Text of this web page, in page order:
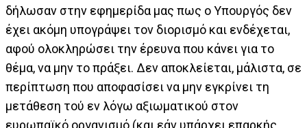
δήλωσαν στην εφημερίδα μας πως ο Υπουργός δεν
έχει ακόμη υπογράψει τον διορισμό και ενδέχεται,
αφού ολοκληρώσει την έρευνα που κάνει για το
θέμα, να μην το πράξει. Δεν αποκλείεται, μάλιστα, σε
περίπτωση που αποφασίσει να μην εγκρίνει τη
μετάθεση τού εν λόγω αξιωματικού στον
ευρωπαϊκό οργανισμό (και εάν υπάρχει επαρκής